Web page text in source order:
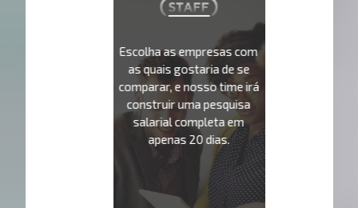
Escolha as empresas com
as quais gostaria de se
comparar, e nosso time irá
construir uma pesquisa
salarial completa em
apenas 20 dias.